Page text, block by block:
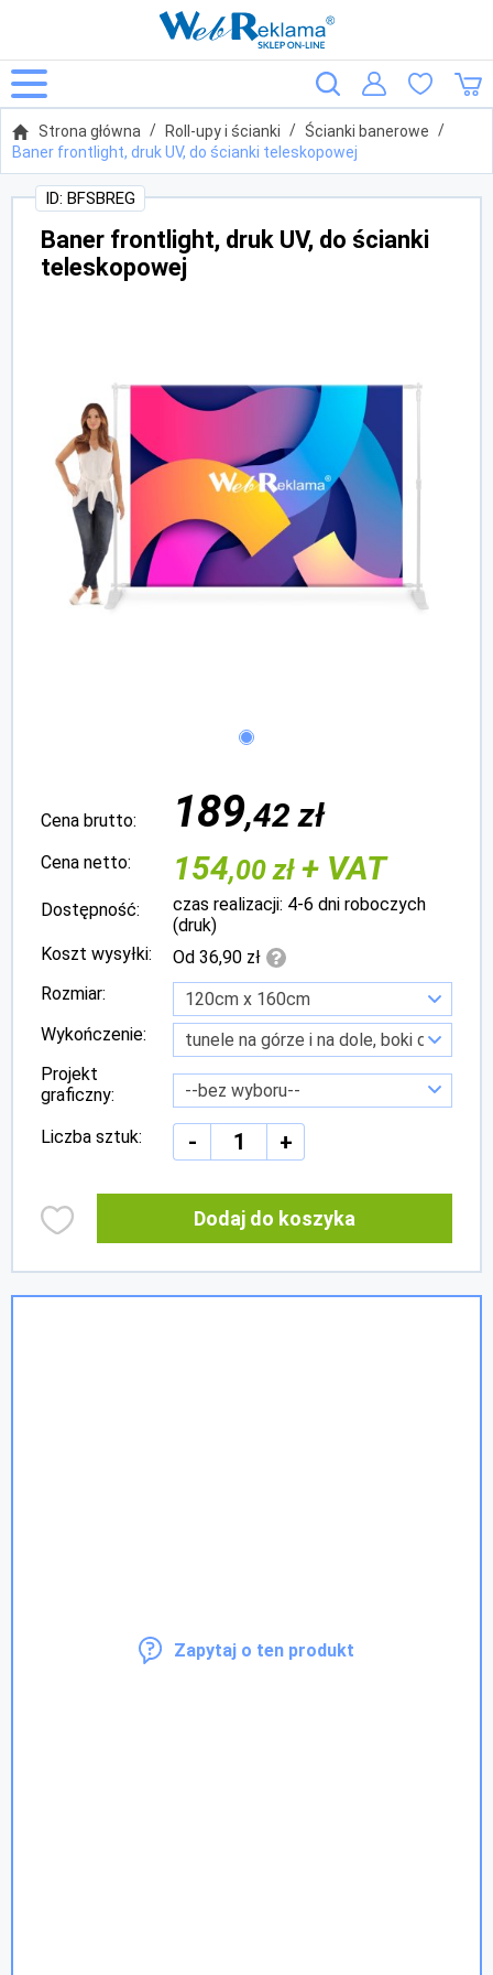
Strona główna Roll-upy i ścianki
Ścianki banerowe
Baner frontlight, druk UV, do ścianki teleskopowej
Baner frontlight, druk UV, do ścianki
teleskopowej
ID: BFSBREG
Cena brutto: 189,42 zł
Cena netto: 154,00 zł+ VAT
Dostępność:
czas realizacji: 4-6 dni roboczych
(druk)
Koszt wysyłki:
Od 36,90 zł
Rozmiar:
Wykończenie:
Projekt
graficzny:
Liczba sztuk:
- +
Dodaj do koszyka
Zapytaj o ten produkt